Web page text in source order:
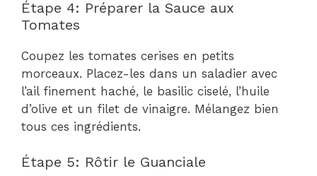
Étape 4: Préparer la Sauce aux
Tomates
Coupez les tomates cerises en petits
morceaux. Placez-les dans un saladier avec
l’ail finement haché, le basilic ciselé, l’huile
d’olive et un filet de vinaigre. Mélangez bien
tous ces ingrédients.
Étape 5: Rôtir le Guanciale